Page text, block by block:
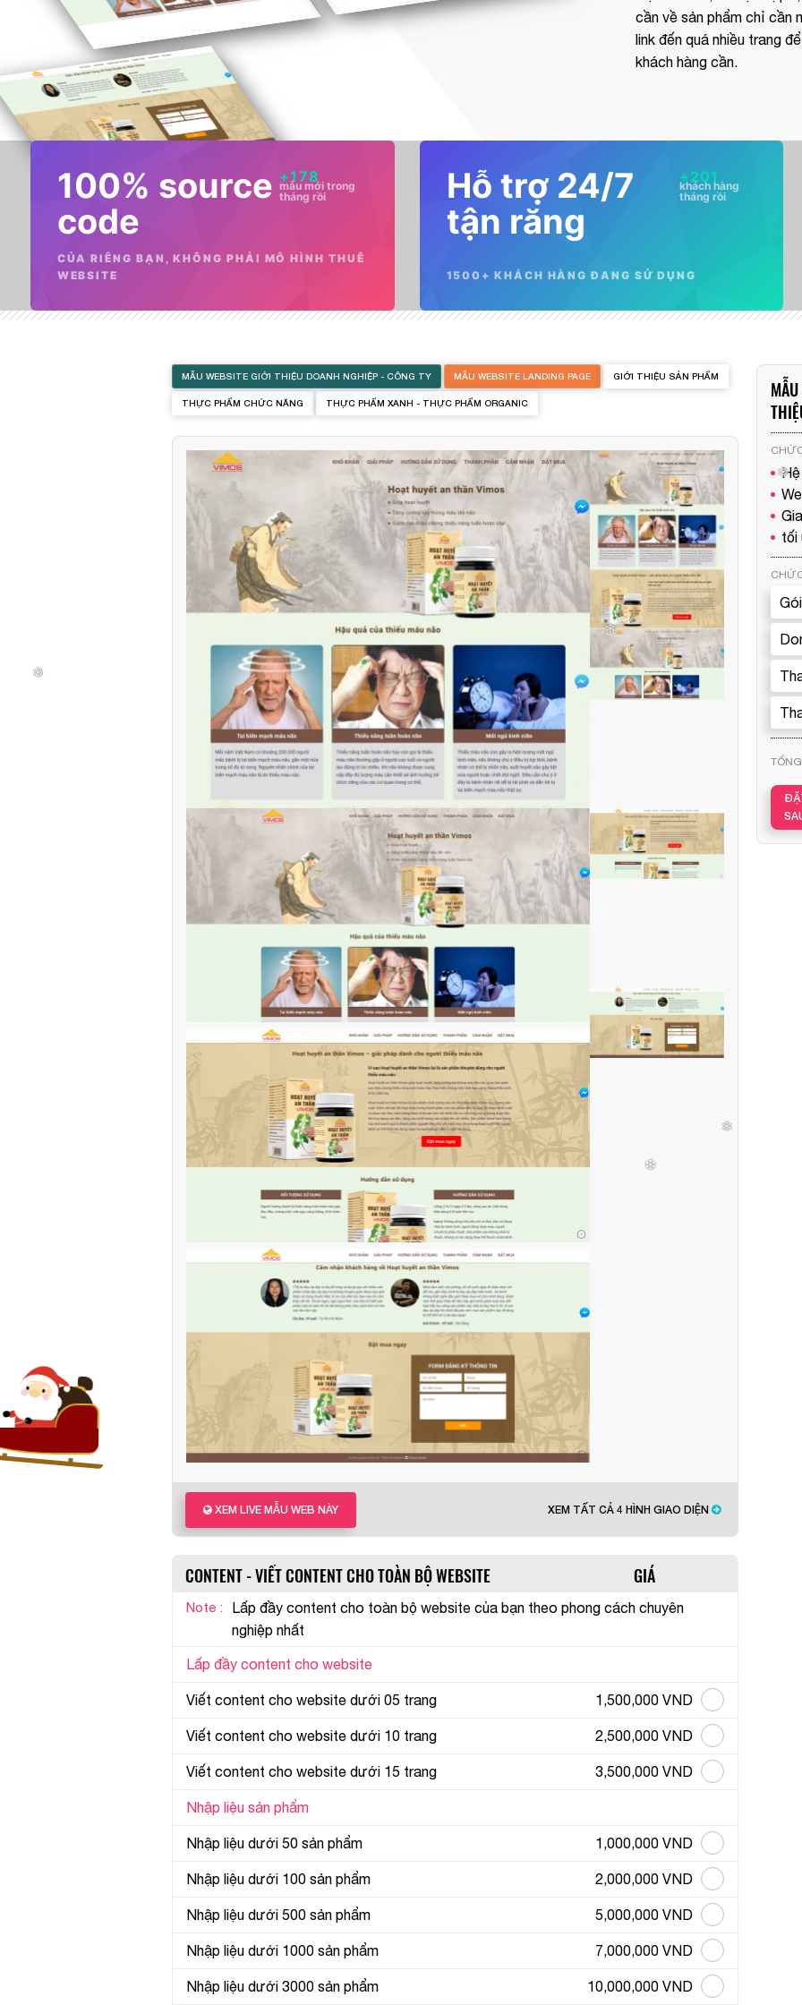
cần về sản phẩm chỉ cần
link đến quá nhiều trang
khách hàng cần.
100% source
code
+178
mẫu mới trong
tháng rồi
CỦA RIÊNG BẠN, KHÔNG PHẢI MÔ HÌNH THUÊ
WEBSITE
Hỗ trợ 24/7
tận răng
+201
khách hàng
tháng rồi
1500+ KHÁCH HÀNG ĐANG SỬ DỤNG
MẪU WEBSITE GIỚI THIỆU DOANH NGHIỆP - CÔNG TY MẪU WEBSITE LANDING PAGE GIỚI THIỆU SẢN PHẨM
THỰC PHẨM CHỨC NĂNG THỰC PHẨM XANH - THỰC PHẨM ORGANIC
XEM LIVE MẪU WEB NÀY XEM TẤT CẢ 4 HÌNH GIAO DIỆN
CONTENT - VIẾT CONTENT CHO TOÀN BỘ WEBSITE GIÁ
Note :
Lấp đầy content cho toàn bộ website của bạn theo phong cách chuyên
nghiệp nhất
Lấp đầy content cho website
Viết content cho website dưới 05 trang 1,500,000 VND
Viết content cho website dưới 10 trang 2,500,000 VND
Viết content cho website dưới 15 trang 3,500,000 VND
Nhập liệu sản phẩm
Nhập liệu dưới 50 sản phẩm 1,000,000 VND
Nhập liệu dưới 100 sản phẩm 2,000,000 VND
Nhập liệu dưới 500 sản phẩm 5,000,000 VND
Nhập liệu dưới 1000 sản phẩm 7,000,000 VND
Nhập liệu dưới 3000 sản phẩm 10,000,000 VND
tối
❆
❄
❆
❄
Website: quanly.mona.media